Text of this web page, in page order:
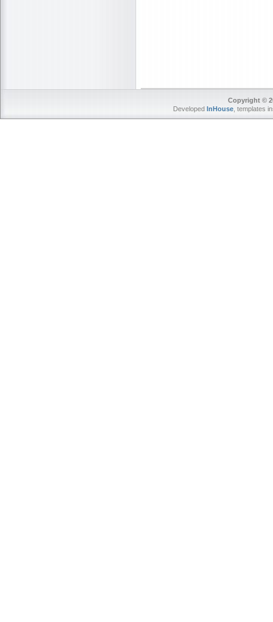
Copyright ©
Developed InHouse, templates